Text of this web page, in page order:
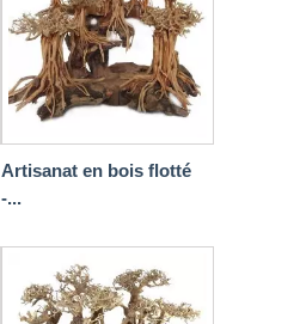
Artisanat en bois flotté
-...